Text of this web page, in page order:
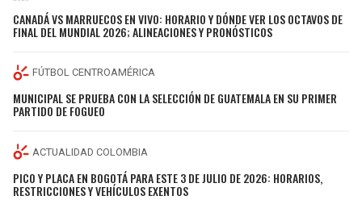
CANADÁ VS MARRUECOS EN VIVO: HORARIO Y DÓNDE VER LOS OCTAVOS DE
FINAL DEL MUNDIAL 2026; ALINEACIONES Y PRONÓSTICOS
FÚTBOL CENTROAMÉRICA
MUNICIPAL SE PRUEBA CON LA SELECCIÓN DE GUATEMALA EN SU PRIMER
PARTIDO DE FOGUEO
ACTUALIDAD COLOMBIA
PICO Y PLACA EN BOGOTÁ PARA ESTE 3 DE JULIO DE 2026: HORARIOS,
RESTRICCIONES Y VEHÍCULOS EXENTOS